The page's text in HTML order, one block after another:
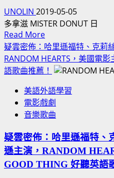
新)
市
場
正
義
哥
阿
澤-
彰
化
察
蕭
富
UNOLIN 2019-05-05
多拿滋 MISTER DONUT 日
Read MoreRead
more
about
多
滋：
日
本
珍
珠
奶
疑雲密佈：哈里遜福特、克
RANDOM HEARTS，美國電
語歌曲推薦！
美語外語學習
電影戲劇
音樂歌曲
疑雲密佈：哈里遜福特
遜主演，RANDOM
GOOD THING 好聽英語